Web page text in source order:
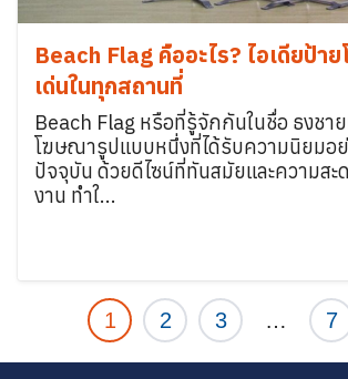
Beach Flag คืออะไร? ไอเดียป้า
เด่นในทุกสถานที่
Beach Flag หรือที่รู้จักกันในชื่อ ธงชา
โฆษณารูปแบบหนึ่งที่ได้รับความนิยมอ
ปัจจุบัน ด้วยดีไซน์ที่ทันสมัยและความสะ
งาน ทำใ...
1 2 3 … 7